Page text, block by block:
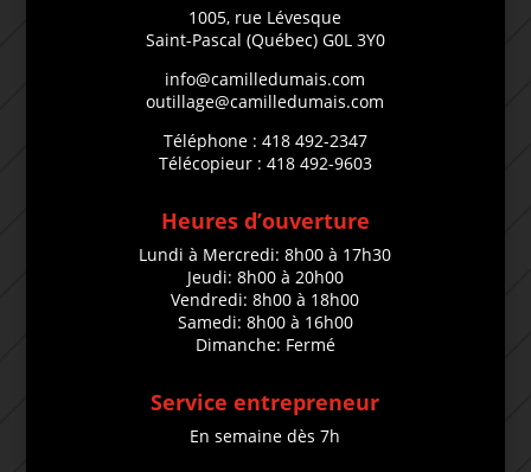
1005, rue Lévesque
Saint-Pascal (Québec) G0L 3Y0
info@camilledumais.com
outillage@camilledumais.com
Téléphone : 418 492-2347
Télécopieur : 418 492-9603
Heures d’ouverture
Lundi à Mercredi: 8h00 à 17h30
Jeudi: 8h00 à 20h00
Vendredi: 8h00 à 18h00
Samedi: 8h00 à 16h00
Dimanche: Fermé
Service entrepreneur
En semaine dès 7h